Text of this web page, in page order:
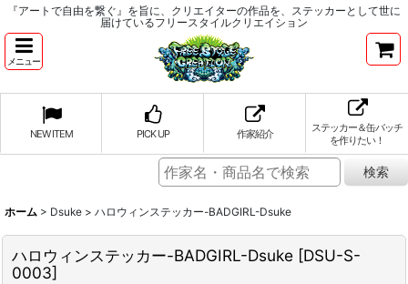
『アートで自由を繋ぐ』を旨に、クリエイターの作品を、ステッカーとして世に
届けているフリースタイルクリエイション
メニュー
NEW ITEM PICK UP 作家紹介
ステッカー＆缶バッチ
を作りたい！
ホーム > Dsuke > ハロウィンステッカー-BADGIRL-Dsuke
ハロウィンステッカー-BADGIRL-Dsuke [DSU-S-
0003]